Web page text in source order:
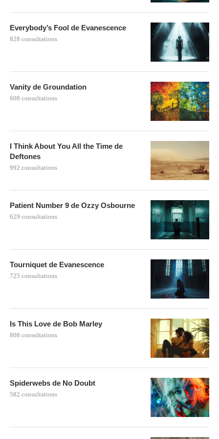
Everybody’s Fool de Evanescence
828 consultations
Vanity de Groundation
608 consultations
I Think About You All the Time de
Deftones
992 consultations
Patient Number 9 de Ozzy Osbourne
629 consultations
Tourniquet de Evanescence
725 consultations
Is This Love de Bob Marley
808 consultations
Spiderwebs de No Doubt
582 consultations